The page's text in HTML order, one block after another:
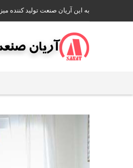
به این آریان صنعت تولید کننده